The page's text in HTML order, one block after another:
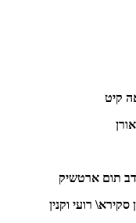
קיט
תום ארטשיק
סקירא\ רועי וקנין